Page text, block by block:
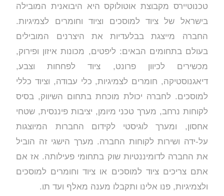
טכנוטיירס מקבוצת אוטולוקס היא היבואנית המובילה
בישראל של ציוד למוסכים וציוד וחומרים לצמיגיות.
החברה מייצגת בבלעדיות את היצרנים המובילים
בעולם בתחומים הבאים: ליפטים, מכונות איזון ופירוק,
מכשירים לכיוון פרונט, ציוד לפחחות וצבע,
דיאגנוסטיקה, חומרים לצמיגיות, כלי עבודה, וציוד כללי
למוסכים. לחברה יכולת מוכחת בתחום השיווק, בסיס
לקוחות נרחב, מערך טכני מיומן, יציבות פיננסית, שטחי
אחסון, ומערך לוגיסטי לקידום החברות המיוצגות
על-ידה ושירות לקוחות החברה. מערך הישגי זה הוביל
את החברה לדומיננטיות שוק בתחומי פעילותה. אז אם
אתם צריכים ציוד למוסכים או ציוד וחומרים למוסכים
ולצמיגיות, פנו אלינו ותקבלו מענה מאלף ועד תו.